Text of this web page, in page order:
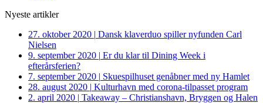
Nyeste artikler
27. oktober 2020 | Dansk klaverduo spiller nyfunden Carl
Nielsen
9. september 2020 | Er du klar til Dining Week i
efterårsferien?
7. september 2020 | Skuespilhuset genåbner med ny Hamlet
28. august 2020 | Kulturhavn med corona-tilpasset program
2. april 2020 | Takeaway – Christianshavn, Bryggen og Halen